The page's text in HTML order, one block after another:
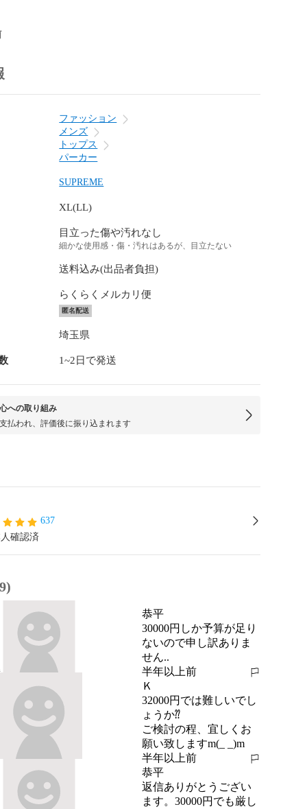
ファッション
メンズ
トップス
パーカー
SUPREME
XL(LL)
目立った傷や汚れなし
細かな使用感・傷・汚れはあるが、目立たない
送料込み(出品者負担)
らくらくメルカリ便
匿名配送
埼玉県
1~2日で発送
への取り組み
払われ、評価後に振り込まれます
637
確認済
恭平
30000円しか予算が足り
ないので申し訳ありま
せん..
半年以上前
報告する
Ｋ
32000円では難しいでし
ょうか⁇
ご検討の程、宜しくお
願い致しますm(_ _)m
半年以上前
報告する
恭平
返信ありがとうござい
ます。30000円でも厳し